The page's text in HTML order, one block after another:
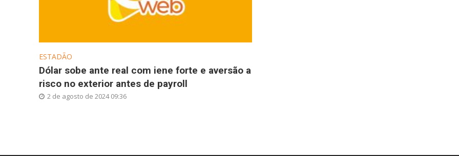
ESTADÃO
Dólar sobe ante real com iene forte e aversão a
risco no exterior antes de payroll
2 de agosto de 2024 09:36